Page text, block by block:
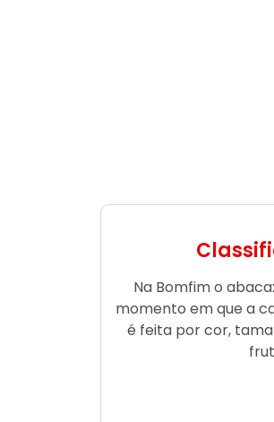
Na Bomfim o
momento em que a
é feita por cor,